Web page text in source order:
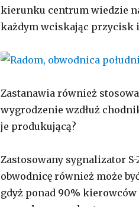
kierunku centrum wiedzie
każdym wciskając przycisk
Zastanawia również
wygrodzenie wzdłuż
je produkującą?
Zastosowany sygnalizator
obwodnicę również może
gdyż ponad 90%